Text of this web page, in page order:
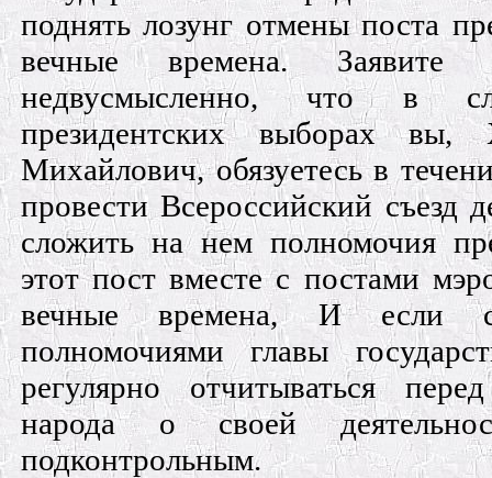
поднять лозунг отмены поста
вечные времена.
недвусмысленно, что в
президентских выборах вы,
Михайлович, обязуетесь в
провести Всероссийский съезд
сложить на нем полномочия
этот пост вместе с постами
вечные времена, И если
полномочиями главы
регулярно отчитываться
народа о своей
подконтрольным.